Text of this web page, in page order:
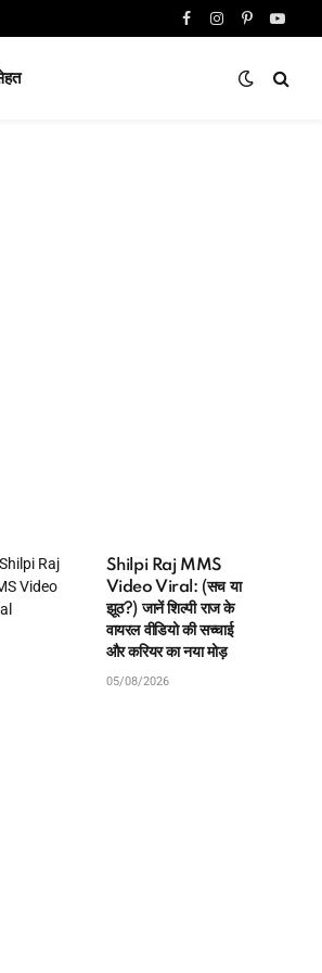
FacebookInstagram
Pinterest
Shilpi Raj MMS
Video Viral: (सच या
झूठ?) जानें शिल्पी राज के
वायरल वीडियो की सच्चाई
और करियर का नया मोड़
05/08/2026